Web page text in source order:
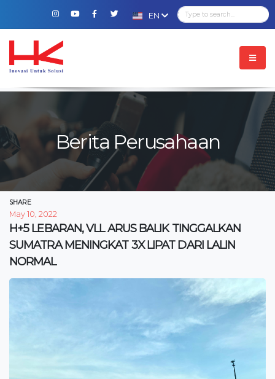
EN
Berita Perusahaan
SHARE
May 10, 2022
H+5 LEBARAN, VLL ARUS BALIK TINGGALKAN
SUMATRA MENINGKAT 3X LIPAT DARI LALIN
NORMAL